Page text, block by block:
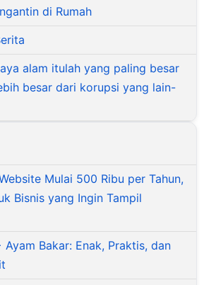
di Rumah
alam itulah yang paling besar
besar dari korupsi yang lain-
Mulai 500 Ribu per Tahun,
Bisnis yang Ingin Tampil
Ayam Bakar: Enak, Praktis, dan